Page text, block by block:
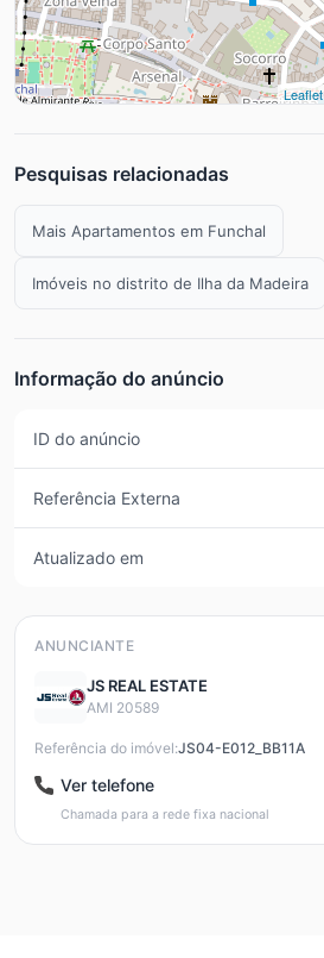
Leaflet
Pesquisas relacionadas
Mais Apartamentos em Funchal
Imóveis no distrito de Ilha da Madeira
Informação do anúncio
ID do anúncio
Referência Externa
Atualizado em
ANUNCIANTE
JS REAL ESTATE
AMI 20589
Referência do imóvel:JS04-E012_BB11A
Ver telefone
Chamada para a rede fixa nacional